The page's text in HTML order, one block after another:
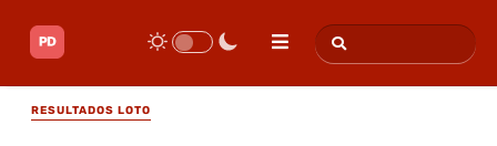
RESULTADOS LOTO